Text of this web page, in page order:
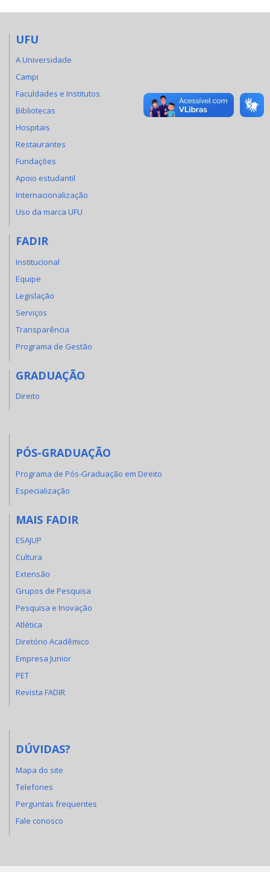
UFU
A Universidade
Campi
Faculdades e Institutos
Bibliotecas
Hospitais
Restaurantes
Fundações
Apoio estudantil
Internacionalização
Uso da marca UFU
FADIR
Institucional
Equipe
Legislação
Serviços
Transparência
Programa de Gestão
GRADUAÇÃO
Direito
PÓS-GRADUAÇÃO
Programa de Pós-Graduação em Direito
Especialização
MAIS FADIR
ESAJUP
Cultura
Extensão
Grupos de Pesquisa
Pesquisa e Inovação
Atlética
Diretório Acadêmico
Empresa Junior
PET
Revista FADIR
DÚVIDAS?
Mapa do site
Telefones
Perguntas frequentes
Fale conosco